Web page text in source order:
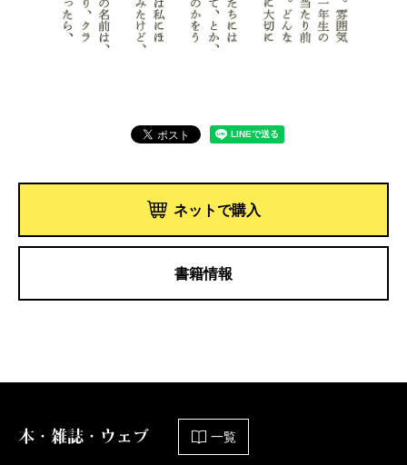
ネットで購入
書籍情報
本・雑誌・ウェブ 一覧